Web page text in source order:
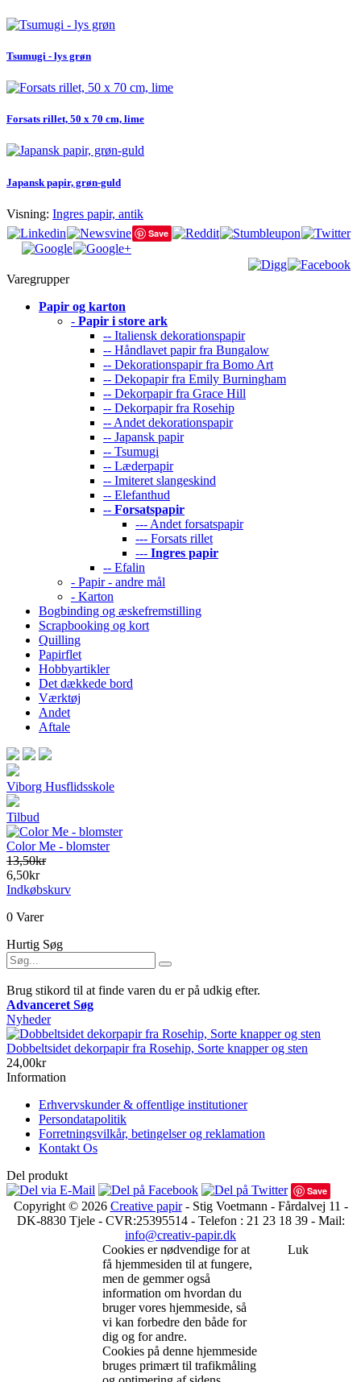
Tsumugi - lys grøn
Forsats rillet, 50 x 70 cm, lime
Japansk papir, grøn-guld
Visning: Ingres papir, antik
Save
Varegrupper
Papir og karton
- Papir i store ark
-- Italiensk dekorationspapir
-- Håndlavet papir fra Bungalow
-- Dekorationspapir fra Bomo Art
-- Dekopapir fra Emily Burningham
-- Dekorpapir fra Grace Hill
-- Dekorpapir fra Rosehip
-- Andet dekorationspapir
-- Japansk papir
-- Tsumugi
-- Læderpapir
-- Imiteret slangeskind
-- Elefanthud
-- Forsatspapir
--- Andet forsatspapir
--- Forsats rillet
--- Ingres papir
-- Efalin
- Papir - andre mål
- Karton
Bogbinding og æskefremstilling
Scrapbooking og kort
Quilling
Papirflet
Hobbyartikler
Det dækkede bord
Værktøj
Andet
Aftale
Viborg Husflidsskole
Tilbud
Color Me - blomster
13,50kr
6,50kr
Indkøbskurv
0 Varer
Hurtig Søg
Brug stikord til at finde varen du er på udkig efter.
Advanceret Søg
Nyheder
Dobbeltsidet dekorpapir fra Rosehip, Sorte knapper og sten
24,00kr
Information
Erhvervskunder & offentlige institutioner
Persondatapolitik
Forretningsvilkår, betingelser og reklamation
Kontakt Os
Del produkt
Save
Copyright © 2026 Creative papir- Stig Voetmann - Fårdalvej 11 -
DK-8830 Tjele - CVR:25395514 - Telefon : 21 23 18 39 - Mail:
info@creativ-papir.dk
Cookies er nødvendige for at
få hjemmesiden til at fungere,
men de gemmer også
information om hvordan du
bruger vores hjemmeside, så
vi kan forbedre den både for
dig og for andre.
Cookies på denne hjemmeside
bruges primært til trafikmåling
Luk